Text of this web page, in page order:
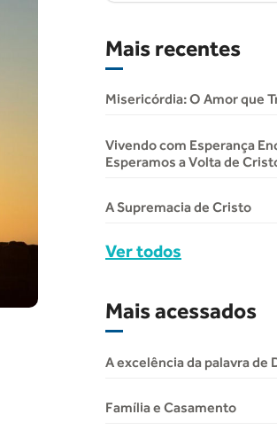
Mais recentes
Misericórdia: O Amor que
Vivendo com Esperança
Esperamos a Volta de
A Supremacia de Cristo
Ver todos
Mais acessados
A excelência da palavra de
Família e Casamento